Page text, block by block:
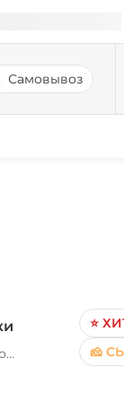
Самовывоз
⭐
🧀
Чиз